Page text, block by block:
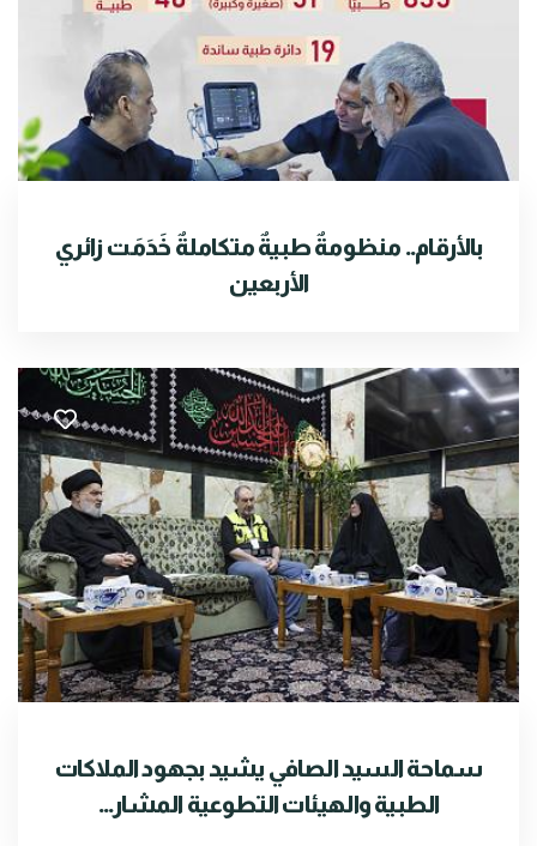
بالأرقام.. منظومةٌ طبيةٌ متكاملةٌ خَدَمَت زائري
الأربعين
سماحة السيد الصافي يشيد بجهود الملاكات
الطبية والهيئات التطوعية المشار...